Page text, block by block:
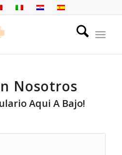
Nosotros
Aqui A Bajo!